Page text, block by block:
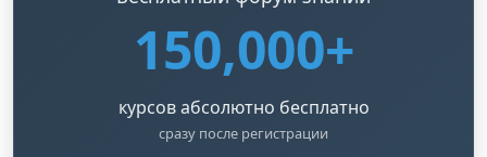
150,000+
курсов абсолютно бесплатно
сразу после регистрации